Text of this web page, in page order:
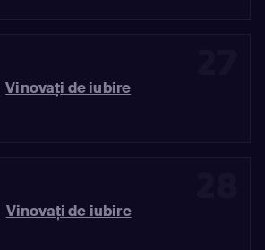
Vinovaţi de iubire
Vinovaţi de iubire